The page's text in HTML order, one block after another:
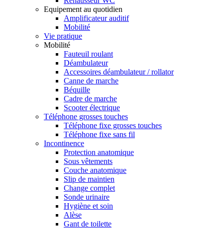
Equipement au quotidien
Amplificateur auditif
Mobilité
Vie pratique
Mobilité
Fauteuil roulant
Déambulateur
Accessoires déambulateur / rollator
Canne de marche
Béquille
Cadre de marche
Scooter électrique
Téléphone grosses touches
Téléphone fixe grosses touches
Téléphone fixe sans fil
Incontinence
Protection anatomique
Sous vêtements
Couche anatomique
Slip de maintien
Change complet
Sonde urinaire
Hygiène et soin
Alèse
Gant de toilette